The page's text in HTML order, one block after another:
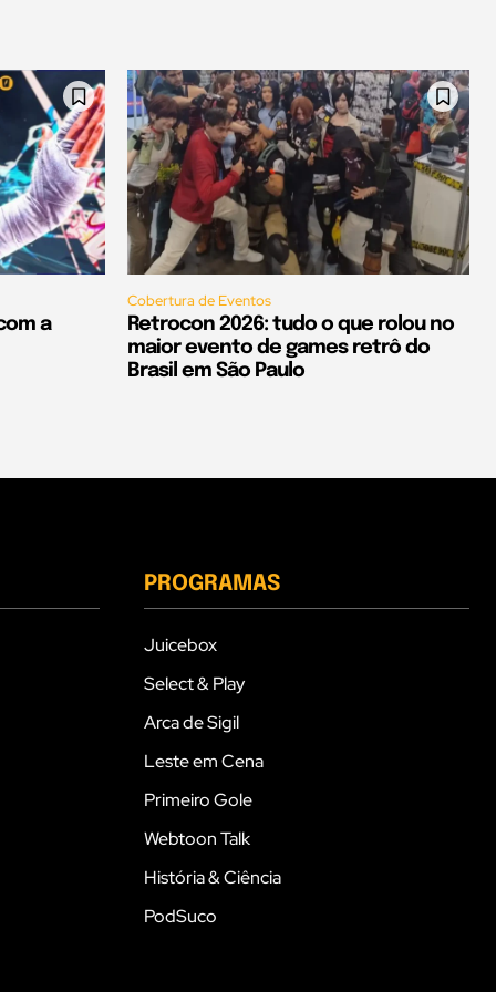
a
Cobertura de Eventos
Retrocon 2026: tudo o que rolou no
maior evento de games retrô do
Brasil em São Paulo
PROGRAMAS
Juicebox
Select & Play
Arca de Sigil
Leste em Cena
Primeiro Gole
Webtoon Talk
História & Ciência
PodSuco